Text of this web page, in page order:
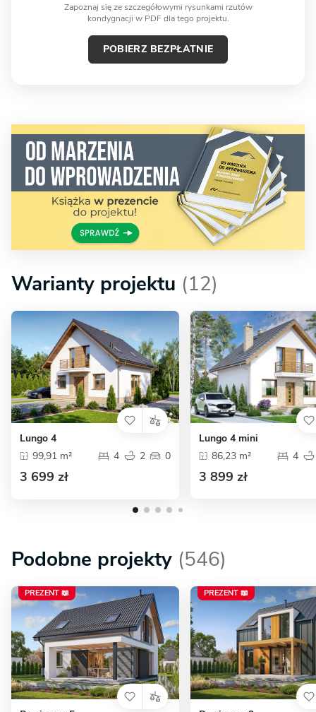
Zapoznaj się ze szczegółowymi rysunkami rzutów
kondygnacji w PDF dla tego projektu.
POBIERZ BEZPŁATNIE
Warianty projektu (12)
Lungo 4
99,91 m²
4 2 0
3 699 zł
Lungo 4 mini
86,23 m²
4
3 899 zł
Podobne projekty (546)
PREZENT 📖 PREZENT 📖